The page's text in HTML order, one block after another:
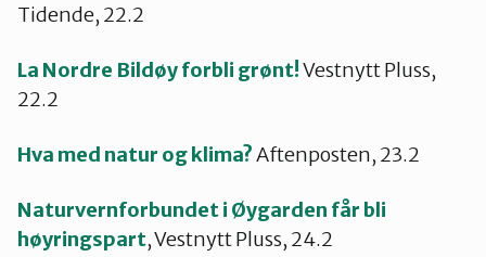
Tidende, 22.2
La Nordre Bildøy forbli grønt!Vestnytt Pluss,
22.2
Hva med natur og klima?Aftenposten, 23.2
Naturvernforbundet i Øygarden får bli
høyringspart, Vestnytt Pluss, 24.2